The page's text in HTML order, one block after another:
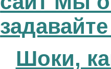
Шоки,